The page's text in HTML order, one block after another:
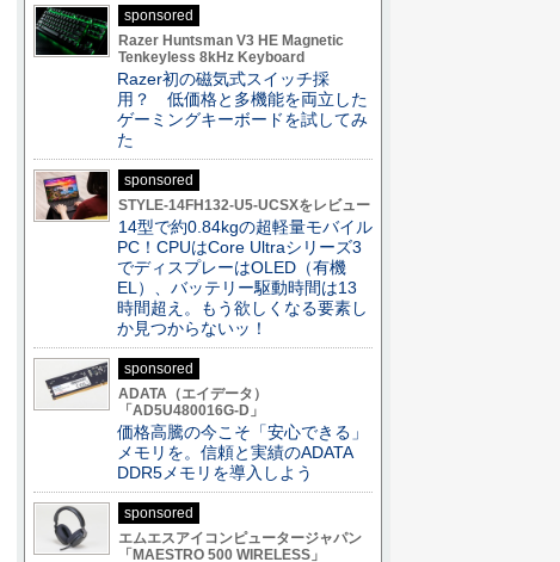
sponsored
Razer Huntsman V3 HE Magnetic
Tenkeyless 8kHz Keyboard
Razer初の磁気式スイッチ採
用？ 低価格と多機能を両立した
ゲーミングキーボードを試してみ
た
sponsored
STYLE-14FH132-U5-UCSXをレビュー
14型で約0.84kgの超軽量モバイル
PC！CPUはCore Ultraシリーズ3
でディスプレーはOLED（有機
EL）、バッテリー駆動時間は13
時間超え。もう欲しくなる要素し
か見つからないッ！
sponsored
ADATA（エイデータ）
「AD5U480016G-D」
価格高騰の今こそ「安心できる」
メモリを。信頼と実績のADATA
DDR5メモリを導入しよう
sponsored
エムエスアイコンピュータージャパン
「MAESTRO 500 WIRELESS」